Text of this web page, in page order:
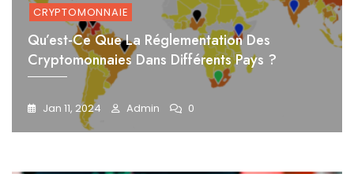
CRYPTOMONNAIE
Qu’est-Ce Que La Réglementation Des
Cryptomonnaies Dans Différents Pays ?
Jan 11, 2024 Admin 0